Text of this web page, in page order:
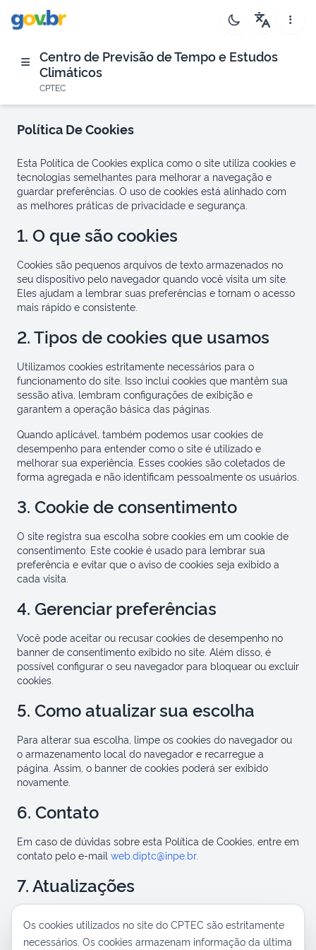
Centro de Previsão de Tempo e Estudos
Climáticos
CPTEC
Política De Cookies
Esta Política de Cookies explica como o site utiliza cookies e
tecnologias semelhantes para melhorar a navegação e
guardar preferências. O uso de cookies está alinhado com
as melhores práticas de privacidade e segurança.
1. O que são cookies
Cookies são pequenos arquivos de texto armazenados no
seu dispositivo pelo navegador quando você visita um site.
Eles ajudam a lembrar suas preferências e tornam o acesso
mais rápido e consistente.
2. Tipos de cookies que usamos
Utilizamos cookies estritamente necessários para o
funcionamento do site. Isso inclui cookies que mantêm sua
sessão ativa, lembram configurações de exibição e
garantem a operação básica das páginas.
Quando aplicável, também podemos usar cookies de
desempenho para entender como o site é utilizado e
melhorar sua experiência. Esses cookies são coletados de
forma agregada e não identificam pessoalmente os usuários.
3. Cookie de consentimento
O site registra sua escolha sobre cookies em um cookie de
consentimento. Este cookie é usado para lembrar sua
preferência e evitar que o aviso de cookies seja exibido a
cada visita.
4. Gerenciar preferências
Você pode aceitar ou recusar cookies de desempenho no
banner de consentimento exibido no site. Além disso, é
possível configurar o seu navegador para bloquear ou excluir
cookies.
5. Como atualizar sua escolha
Para alterar sua escolha, limpe os cookies do navegador ou
o armazenamento local do navegador e recarregue a
página. Assim, o banner de cookies poderá ser exibido
novamente.
6. Contato
Em caso de dúvidas sobre esta Política de Cookies, entre em
contato pelo e-mail web.diptc@inpe.br.
7. Atualizações
Recomendamos consultar esta página sempre que houver
alterações nas práticas de cookies.
Os cookies utilizados no site do CPTEC são estritamente
necessários. Os cookies armazenam informação da última